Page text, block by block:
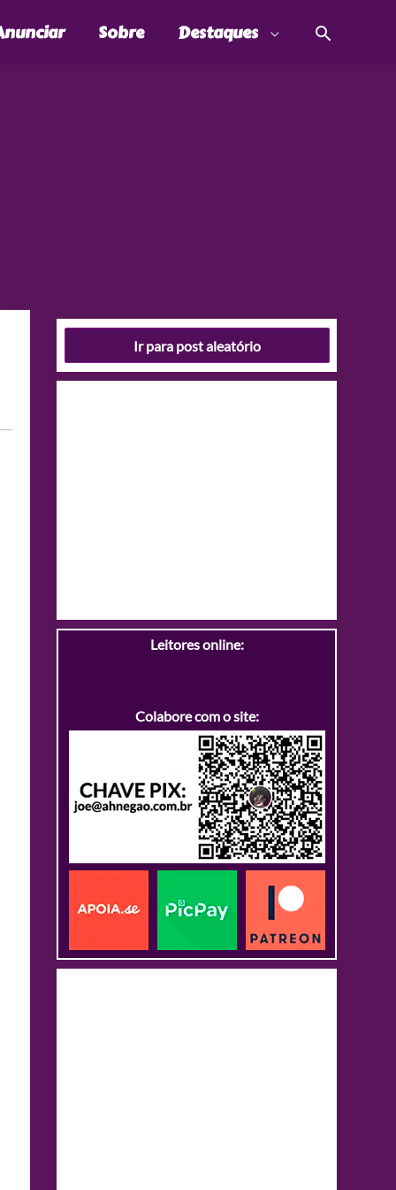
Sobre Destaques
Ir para post aleatório
Leitores online:
Colabore com o site: